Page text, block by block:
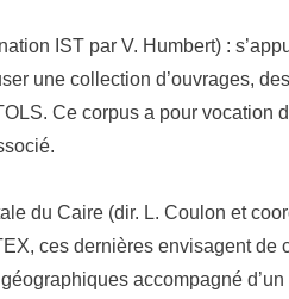
IST par V. Humbert) :
une collection d’ouvrages,
Ce corpus a pour vocation
du Caire (dir. L. Coulon et
ces dernières envisagent
accompagné